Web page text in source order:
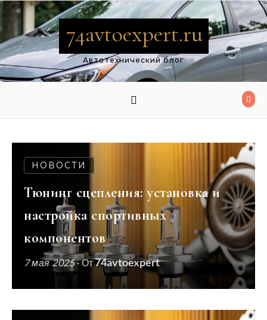
Перейти к содержимому
74avtoexpert.ru
Автотехнический блог
НОВОСТИ
Тюнинг сцепления: установка и
настройка спортивных
компонентов
7 мая 2025- От74avtoexpert